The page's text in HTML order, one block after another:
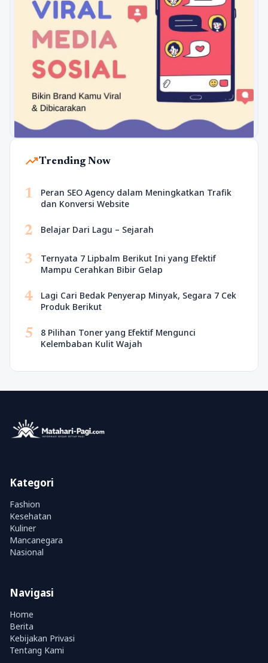
trending_upTrending Now
1
Peran SEO Agency dalam Meningkatkan Trafik
dan Konversi Website
2 Belajar Dari Lagu – Sejarah
3
Ternyata 7 Lipbalm Berikut Ini yang Efektif
Mampu Cerahkan Bibir Gelap
4
Lagi Cari Bedak Penyerap Minyak, Segara 7 Cek
Produk Berikut
5
8 Pilihan Toner yang Efektif Mengunci
Kelembaban Kulit Wajah
Kategori
Fashion
Kesehatan
Kuliner
Mancanegara
Nasional
Navigasi
Home
Berita
Kebijakan Privasi
Tentang Kami